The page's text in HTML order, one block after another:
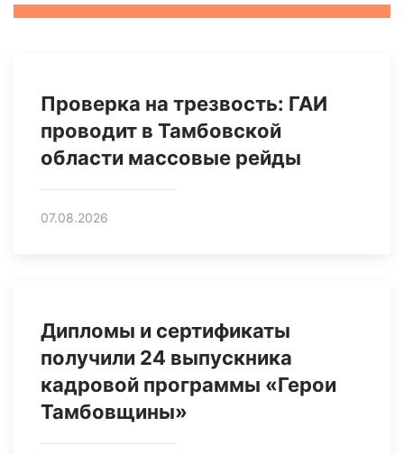
Проверка на трезвость: ГАИ
проводит в Тамбовской
области массовые рейды
07.08.2026
Дипломы и сертификаты
получили 24 выпускника
кадровой программы «Герои
Тамбовщины»